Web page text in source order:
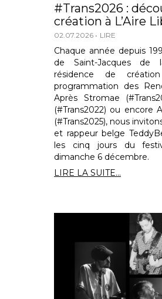
#Trans2026 :
création à L’Aire
02.07.2026 LIRE
Chaque année depuis
de Saint-Jacques de
résidence de
programmation des
Après Stromae
(#Trans2022) ou encore
(#Trans2025), nous
et rappeur belge
les cinq jours du
dimanche 6 décembre.
LIRE LA SUITE...